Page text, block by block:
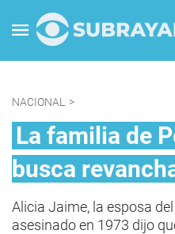
NACIONAL >
La familia de
busca
Alicia Jaime, la esposa
asesinado en 1973 dijo